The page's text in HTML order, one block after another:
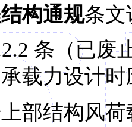
构通规条文
条（已废
载力设计
部结构风